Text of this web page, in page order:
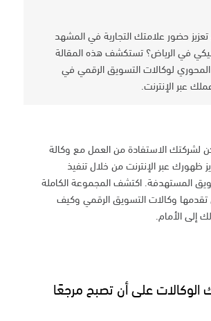
حضور علامتك التجارية في المشهد
في الرياض؟ تستكشف هذه المقالة
المحوري لوكالات التسويق الرقمي في
عبر الإنترنت.
الاستفادة من العمل مع وكالة
ظهورك عبر الإنترنت من خلال تنفيذ
المستهدفة. اكتشف المجموعة الكاملة
وكالات التسويق الرقمي وكيف
إلى الأمام.
على أن تصبح مرجعًا